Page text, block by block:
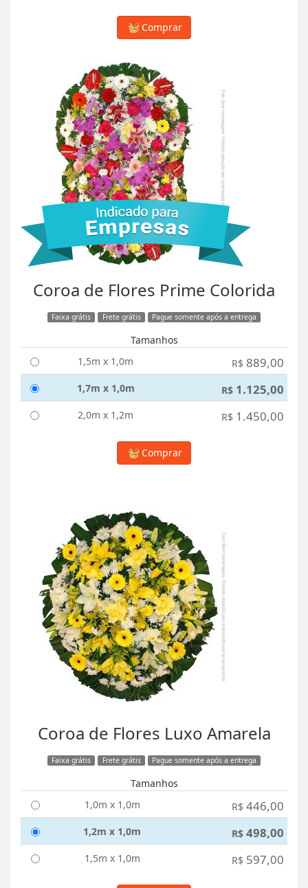
Comprar
Coroa de Flores Prime Colorida
Faixa grátis Frete grátis Pague somente após a entrega
Tamanhos
1,5m x 1,0m
R$ 889,00
1,7m x 1,0m R$ 1.125,00
2,0m x 1,2m R$ 1.450,00
Comprar
Coroa de Flores Luxo Amarela
Faixa grátis Frete grátis Pague somente após a entrega
Tamanhos
1,0m x 1,0m
R$ 446,00
1,2m x 1,0m R$ 498,00
1,5m x 1,0m R$ 597,00